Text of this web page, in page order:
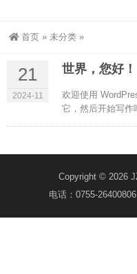
首页 » 未分类 »
21
2024-11
世界，您好！
欢迎使用
它，然后开始写作
Copyright © 2026
电话：0755-